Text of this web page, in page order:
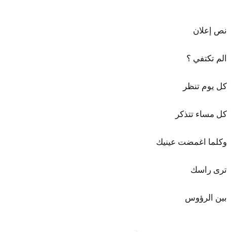
نص إعلان
الم تكتفي ؟
كل يوم تنظر
كل مساء تتذكر
وكلما اغمضت عينيك
ترى راسك
بين الرؤوس